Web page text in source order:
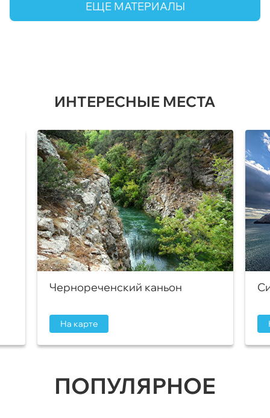
ЕЩЕ МАТЕРИАЛЫ
ИНТЕРЕСНЫЕ МЕСТА
Чернореченский каньон
На карте
ПОПУЛЯРНОЕ